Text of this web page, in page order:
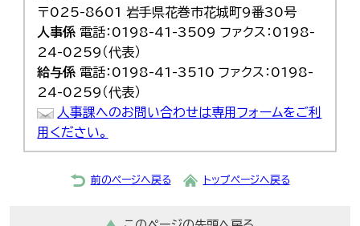
〒025-8601 岩手県花巻市花城町9番30号
人事係 電話：0198-41-3509 ファクス：0198-
24-0259（代表）
給与係 電話：0198-41-3510 ファクス：0198-
24-0259（代表）
人事課へのお問い合わせは専用フォームをご利
用ください。
前のページへ戻る トップページへ戻る